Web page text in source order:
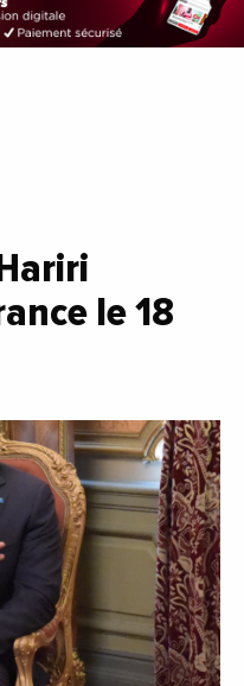
le 18